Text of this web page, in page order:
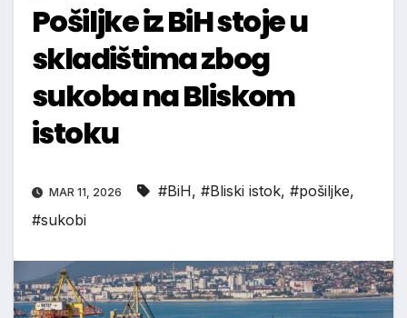
Pošiljke iz BiH stoje u
skladištima zbog
sukoba na Bliskom
istoku
MAR 11, 2026 #BiH, #Bliski istok, #pošiljke,
#sukobi